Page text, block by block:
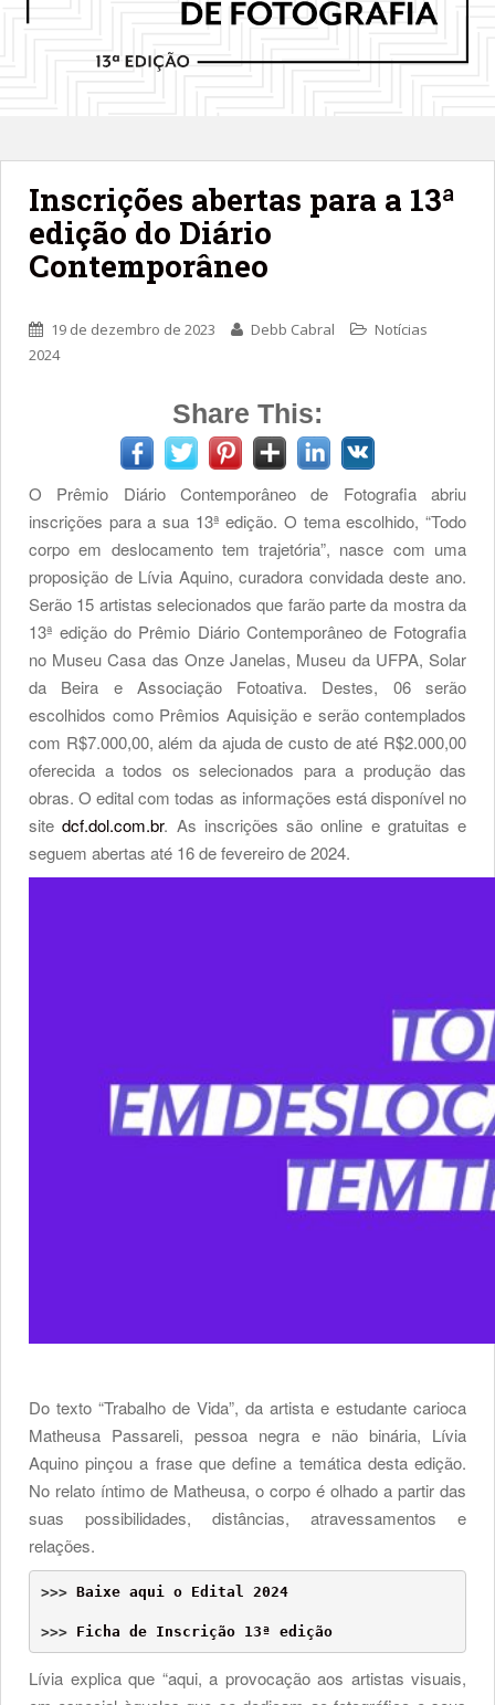
Inscrições abertas para a 13ª
edição do Diário
Contemporâneo
19 de dezembro de 2023 Debb Cabral
Notícias
2024
Share This:
O Prêmio Diário Contemporâneo de Fotografia abriu
inscrições para a sua 13ª edição. O tema escolhido, “Todo
corpo em deslocamento tem trajetória”, nasce com uma
proposição de Lívia Aquino, curadora convidada deste ano.
Serão 15 artistas selecionados que farão parte da mostra da
13ª edição do Prêmio Diário Contemporâneo de Fotografia
no Museu Casa das Onze Janelas, Museu da UFPA, Solar
da Beira e Associação Fotoativa. Destes, 06 serão
escolhidos como Prêmios Aquisição e serão contemplados
com R$7.000,00, além da ajuda de custo de até R$2.000,00
oferecida a todos os selecionados para a produção das
obras. O edital com todas as informações está disponível no
sitedcf.dol.com.br. As inscrições são online e gratuitas e
seguem abertas até 16 de fevereiro de 2024.
Do texto “Trabalho de Vida”, da artista e estudante carioca
Matheusa Passareli, pessoa negra e não binária, Lívia
Aquino pinçou a frase que define a temática desta edição.
No relato íntimo de Matheusa, o corpo é olhado a partir das
suas possibilidades, distâncias, atravessamentos e
relações.
>>> Baixe aqui o Edital 2024
>>> Ficha de Inscrição 13ª edição
Lívia explica que “aqui, a provocação aos artistas visuais,